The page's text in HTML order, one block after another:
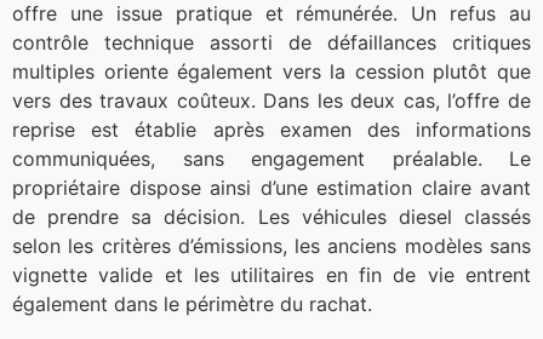
offre une issue pratique et rémunérée. Un refus au
contrôle technique assorti de défaillances critiques
multiples oriente également vers la cession plutôt que
vers des travaux coûteux. Dans les deux cas, l’offre de
reprise est établie après examen des informations
communiquées, sans engagement préalable. Le
propriétaire dispose ainsi d’une estimation claire avant
de prendre sa décision. Les véhicules diesel classés
selon les critères d’émissions, les anciens modèles sans
vignette valide et les utilitaires en fin de vie entrent
également dans le périmètre du rachat.